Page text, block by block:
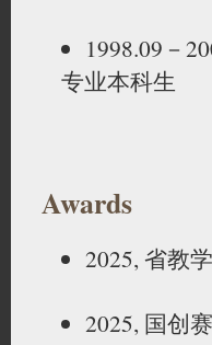
1998.09－
专业本科生
Awards
2025, 省教
2025, 国创